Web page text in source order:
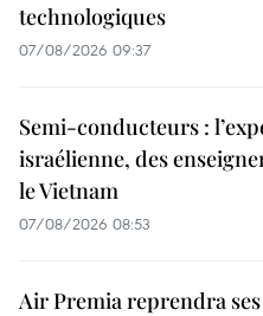
technologiques
07/08/2026 09:37
Semi-conducteurs :
israélienne, des
le Vietnam
07/08/2026 08:53
Air Premia reprendra